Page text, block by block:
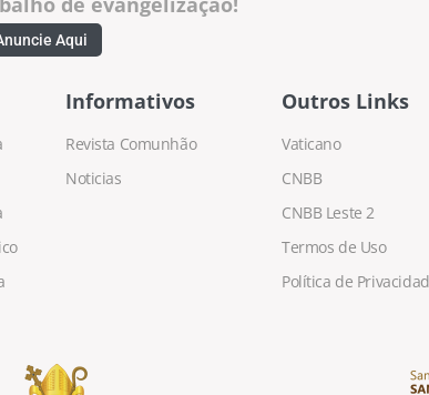
Aqui
Informativos
Revista Comunhão
Noticias
Outros Links
Vaticano
CNBB
CNBB Leste 2
Termos de Uso
Política de